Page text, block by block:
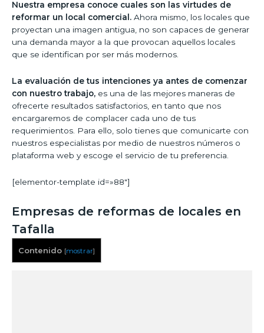
Nuestra empresa conoce cuales son las virtudes de
reformar un local comercial. Ahora mismo, los locales que
proyectan una imagen antigua, no son capaces de generar
una demanda mayor a la que provocan aquellos locales
que se identifican por ser más modernos.
La evaluación de tus intenciones ya antes de comenzar
con nuestro trabajo, es una de las mejores maneras de
ofrecerte resultados satisfactorios, en tanto que nos
encargaremos de complacer cada uno de tus
requerimientos. Para ello, solo tienes que comunicarte con
nuestros especialistas por medio de nuestros números o
plataforma web y escoge el servicio de tu preferencia.
[elementor-template id=»88″]
Empresas de reformas de locales en
Tafalla
Contenido [mostrar]